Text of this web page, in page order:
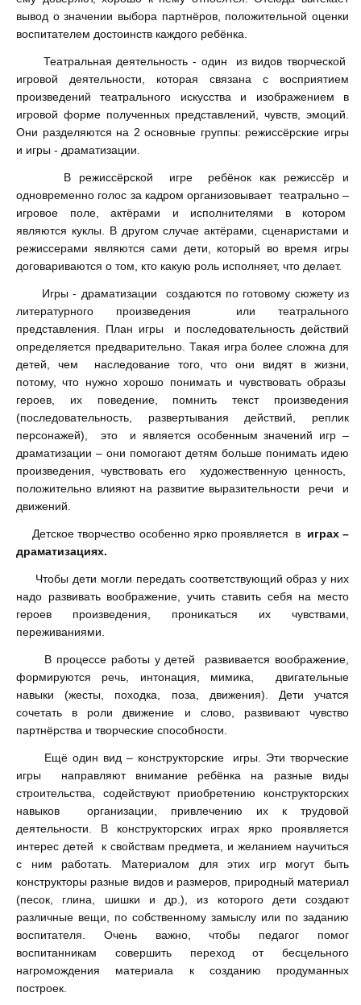
вывод о значении выбора партнёров, положительной оценки
воспитателем достоинств каждого ребёнка.
Театральная деятельность - один из видов творческой
игровой деятельности, которая связана с восприятием
произведений театрального искусства и изображением в
игровой форме полученных представлений, чувств, эмоций.
Они разделяются на 2 основные группы: режиссёрские игры
и игры - драматизации.
В режиссёрской игре ребёнок как режиссёр и
одновременно голос за кадром организовывает театрально –
игровое поле, актёрами и исполнителями в котором
являются куклы. В другом случае актёрами, сценаристами и
режиссерами являются сами дети, который во время игры
договариваются о том, кто какую роль исполняет, что делает.
Игры - драматизации
создаются по готовому сюжету из
литературного произведения или театрального
представления. План игры и последовательность действий
определяется предварительно. Такая игра более сложна для
детей, чем наследование того, что они видят в жизни,
потому, что нужно хорошо понимать и чувствовать образы
героев, их поведение, помнить текст произведения
(последовательность, развертывания действий, реплик
персонажей), это и является особенным значений игр –
драматизации – они помогают детям больше понимать идею
произведения, чувствовать его художественную ценность,
положительно влияют на развитие выразительности речи и
движений.
Детское творчество особенно ярко проявляется в играх –
драматизациях.
Чтобы дети могли передать соответствующий образ у них
надо развивать воображение, учить ставить себя на место
героев произведения, проникаться их чувствами,
переживаниями.
В процессе работы у детей развивается воображение,
формируются речь, интонация, мимика, двигательные
навыки (жесты, походка, поза, движения). Дети учатся
сочетать в роли движение и слово, развивают чувство
партнёрства и творческие способности.
Ещё один вид – конструкторские игры. Эти творческие
игры направляют внимание ребёнка на разные виды
строительства, содействуют приобретению конструкторских
навыков организации, привлечению их к трудовой
деятельности. В конструкторских играх ярко проявляется
интерес детей к свойствам предмета, и желанием научиться
с ним работать. Материалом для этих игр могут быть
конструкторы разные видов и размеров, природный материал
(песок, глина, шишки и др.), из которого дети создают
различные вещи, по собственному замыслу или по заданию
воспитателя. Очень важно, чтобы педагог помог
воспитанникам совершить переход от бесцельного
нагромождения материала к созданию продуманных
построек.